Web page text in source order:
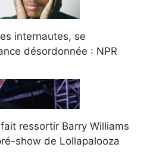
internautes, se
désordonnée : NPR
ressortir Barry Williams
show de Lollapalooza